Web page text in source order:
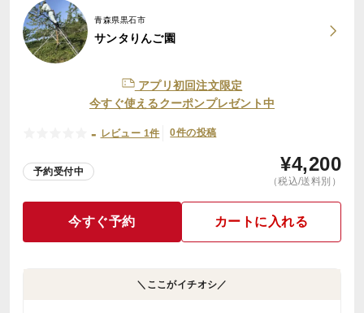
青森県黒石市
サンタりんご園
アプリ初回注文限定
今すぐ使えるクーポンプレゼント中
- レビュー 1件 0件の投稿
予約受付中 ¥4,200
（税込/送料別）
今すぐ予約 カートに入れる
＼ここがイチオシ／